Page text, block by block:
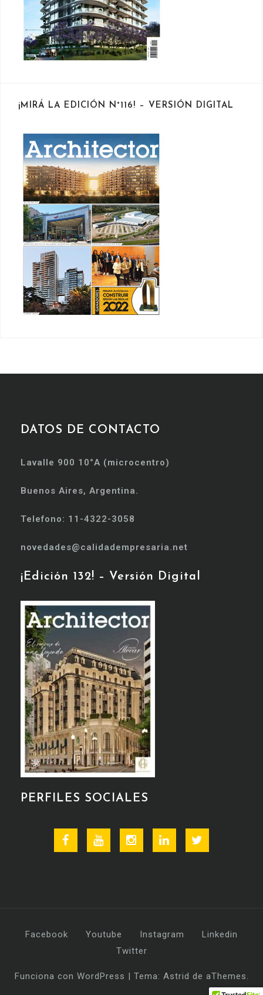
¡MIRÁ LA EDICIÓN N°116! – VERSIÓN DIGITAL
DATOS DE CONTACTO
Lavalle 900 10°A (microcentro)
Buenos Aires, Argentina.
Telefono: 11-4322-3058
novedades@calidadempresaria.net
¡Edición 132! – Versión Digital
PERFILES SOCIALES
FacebookYoutube InstagramLinkedin
Facebook Youtube Instagram
Linkedin
Twitter
Funciona con WordPress | Tema: Astrid de aThemes.